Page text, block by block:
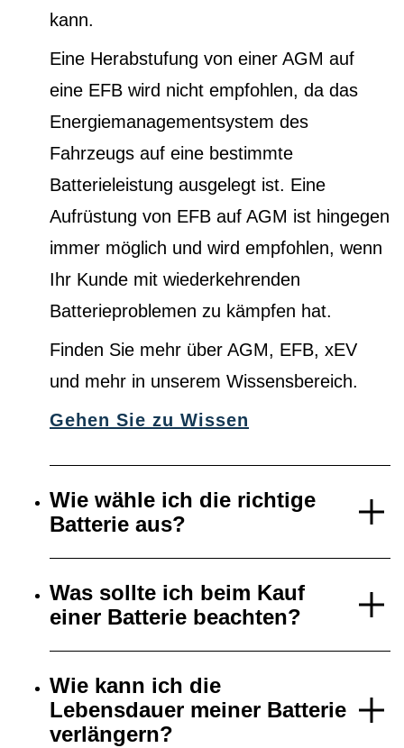
kann.
Eine Herabstufung von einer AGM auf
eine EFB wird nicht empfohlen, da das
Energiemanagementsystem des
Fahrzeugs auf eine bestimmte
Batterieleistung ausgelegt ist. Eine
Aufrüstung von EFB auf AGM ist hingegen
immer möglich und wird empfohlen, wenn
Ihr Kunde mit wiederkehrenden
Batterieproblemen zu kämpfen hat.
Finden Sie mehr über AGM, EFB, xEV
und mehr in unserem Wissensbereich.
Gehen Sie zu Wissen
Wie wähle ich die richtige
Batterie aus?
Was sollte ich beim Kauf
einer Batterie beachten?
Wie kann ich die
Lebensdauer meiner Batterie
verlängern?